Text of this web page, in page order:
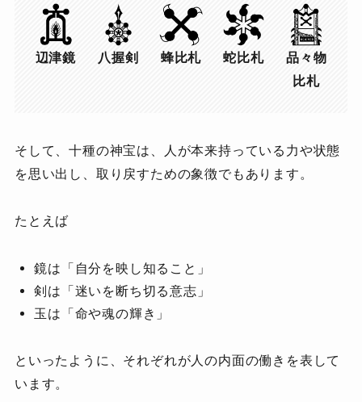
辺津鏡 八握剣 蜂比札 蛇比札
品々物
比札
そして、十種の神宝は、人が本来持っている力や状態
を思い出し、取り戻すための象徴でもあります。
たとえば
鏡は「自分を映し知ること」
剣は「迷いを断ち切る意志」
玉は「命や魂の輝き」
といったように、それぞれが人の内面の働きを表して
います。